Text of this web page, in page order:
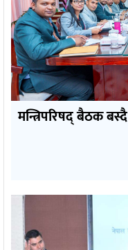
मन्त्रिपरिषद् बैठक बस्दै